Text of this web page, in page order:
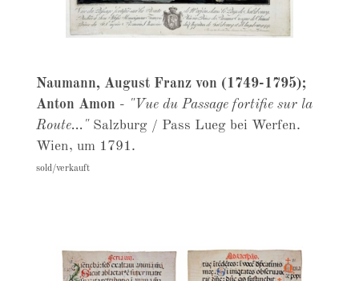
Naumann, August Franz von (1749-1795);
Anton Amon - "Vue du Passage fortifie sur la
Route..." Salzburg / Pass Lueg bei Werfen.
Wien, um 1791.
sold/verkauft